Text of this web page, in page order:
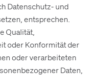
Datenschutz- und
entsprechen.
Qualität,
oder Konformität der
oder verarbeiteten
Daten,